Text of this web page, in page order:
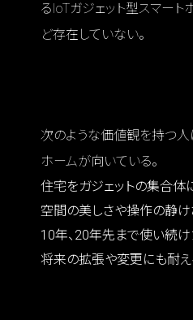
るIoTガジェット型スマー
ど存在していない。
次のような価値観を持つ人
ホームが向いている。
住宅をガジェットの集合体
空間の美しさや操作の静
10年、20年先まで使い続
将来の拡張や変更にも耐